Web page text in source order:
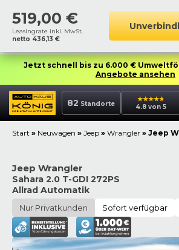
519,00 €
Leasingrate inkl. MwSt.
netto 436,13 €
Jetzt schnell bis zu 6.000 €
Angebote ansehen
82 Standorte 4.8 von 5
Start » Neuwagen » Jeep » Wrangler » Jeep
Jeep Wrangler
Sahara 2.0 T-GDI 272PS
Allrad Automatik
Nur Privatkunden Sofort verfügbar